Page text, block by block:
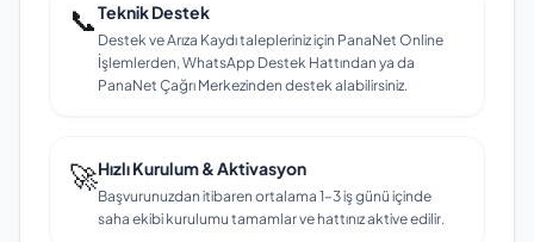
📞Teknik Destek
Destek ve Arıza Kaydı talepleriniz için PanaNet Online
İşlemlerden, WhatsApp Destek Hattından ya da
PanaNet Çağrı Merkezinden destek alabilirsiniz.
🚀Hızlı Kurulum & Aktivasyon
Başvurunuzdan itibaren ortalama 1–3 iş günü içinde
saha ekibi kurulumu tamamlar ve hattınız aktive edilir.